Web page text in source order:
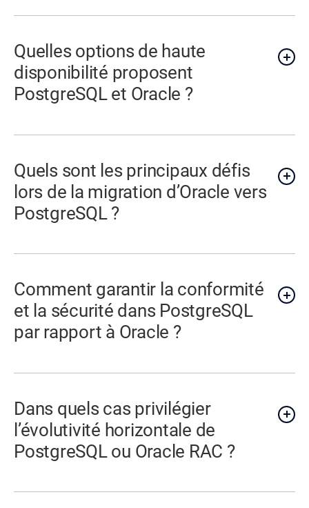
Quelles options de haute
disponibilité proposent
PostgreSQL et Oracle ?
Quels sont les principaux défis
lors de la migration d’Oracle vers
PostgreSQL ?
Comment garantir la conformité
et la sécurité dans PostgreSQL
par rapport à Oracle ?
Dans quels cas privilégier
l’évolutivité horizontale de
PostgreSQL ou Oracle RAC ?